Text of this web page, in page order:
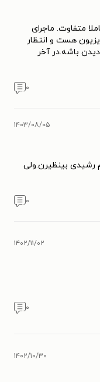
متفاوت. ماجرای
هست و انتظار
باشه.در آخر
۰
۱۴۰۳/۰۸/۰۵
رشیدی بینظیرن.ولی
۰
۱۴۰۲/۱۱/۰۲
۰
۱۴۰۲/۱۰/۳۰